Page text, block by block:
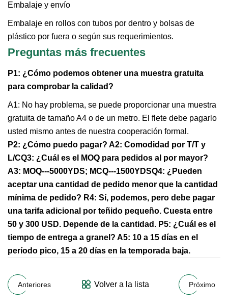
Embalaje y envío
Embalaje en rollos con tubos por dentro y bolsas de
plástico por fuera o según sus requerimientos.
Preguntas más frecuentes
P1: ¿Cómo podemos obtener una muestra gratuita
para comprobar la calidad?
A1: No hay problema, se puede proporcionar una muestra
gratuita de tamaño A4 o de un metro. El flete debe pagarlo
usted mismo antes de nuestra cooperación formal.
P2: ¿Cómo puedo pagar? A2: Comodidad por T/T y
L/CQ3: ¿Cuál es el MOQ para pedidos al por mayor?
A3: MOQ---5000YDS; MCQ---1500YDSQ4: ¿Pueden
aceptar una cantidad de pedido menor que la cantidad
mínima de pedido? R4: Sí, podemos, pero debe pagar
una tarifa adicional por teñido pequeño. Cuesta entre
50 y 300 USD. Depende de la cantidad. P5: ¿Cuál es el
tiempo de entrega a granel? A5: 10 a 15 días en el
período pico, 15 a 20 días en la temporada baja.
Anteriores Volver a la lista Próximo